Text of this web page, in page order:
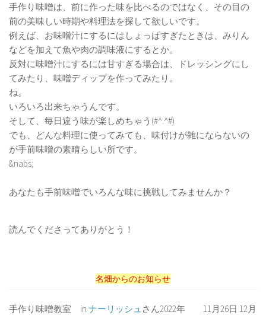
手作り味噌は、前に作った味を比べるのではなく、その目の
前の美味しい時期や料理法を探して欲しいです。
例えば、お味噌汁にするにはしょっぱすぎたときは、みりん
などを加えて魚や肉の調味液にするとか。
反対に味噌汁にするには甘すぎる場合は、ドレッシングにし
てみたり、味噌ディップを作ってみたり。
ね。
いろいろ出来ちゃうんです。
そして、毎日違う味が楽しめちゃう(#^.^#)
でも、どんな料理に使ってみても、味付けが雑にならないの
が手前味噌の素晴らしい所です。
&nabs;
あなたも手前味噌でいろんな味に挑戦してみませんか？
読んでくださってありがとう！
名畑からのお知らせ
手作り味噌教室 in ナーリッシュ さん2022年 11月26日 12月